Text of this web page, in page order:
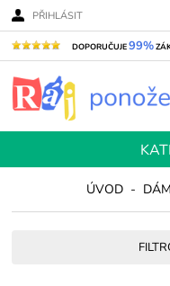
PŘIHLÁSIT
DOPORUČUJE99%
ÚVOD -